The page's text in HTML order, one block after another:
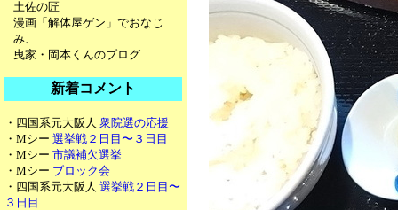
土佐の匠
漫画「解体屋ゲン」でおなじ
み、
曳家・岡本くんのブログ
新着コメント
・四国系元大阪人 衆院選の応援
・Mシー 選挙戦２日目〜３日目
・Mシー 市議補欠選挙
・Mシー ブロック会
・四国系元大阪人 選挙戦２日目〜
３日目